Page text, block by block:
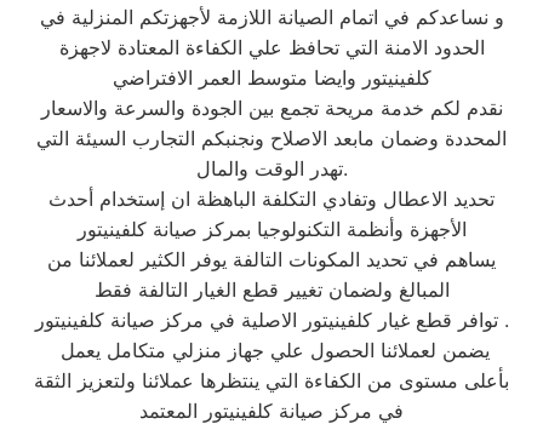
و نساعدكم في اتمام الصيانة اللازمة لأجهزتكم المنزلية في
الحدود الامنة التي تحافظ علي الكفاءة المعتادة لاجهزة
كلفينيتور وايضا متوسط العمر الافتراضي
نقدم لكم خدمة مريحة تجمع بين الجودة والسرعة والاسعار
المحددة وضمان مابعد الاصلاح ونجنبكم التجارب السيئة التي
تهدر الوقت والمال.
تحديد الاعطال وتفادي التكلفة الباهظة ان إستخدام أحدث
الأجهزة وأنظمة التكنولوجيا بمركز صيانة كلفينيتور
يساهم في تحديد المكونات التالفة يوفر الكثير لعملائنا من
المبالغ ولضمان تغيير قطع الغيار التالفة فقط
توافر قطع غيار كلفينيتور الاصلية في مركز صيانة كلفينيتور .
بأعلى مستوى من الكفاءة التي ينتظرها عملائنا ولتعزيز الثقة
في مركز صيانة كلفينيتور المعتمد